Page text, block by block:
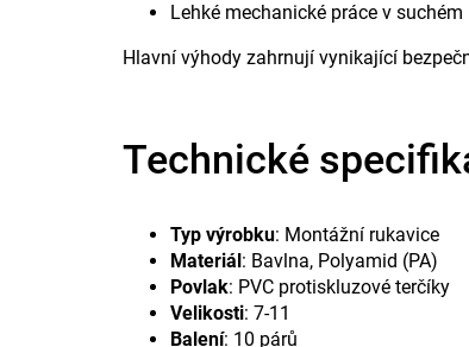
Lehké mechanické práce v
Hlavní výhody zahrnují vynikající
Technické
Typ výrobku: Montážní rukavice
Materiál : Bavlna, Polyamid (PA)
Povlak: PVC protiskluzové terčíky
Velikosti: 7-11
Balení: 10 párů